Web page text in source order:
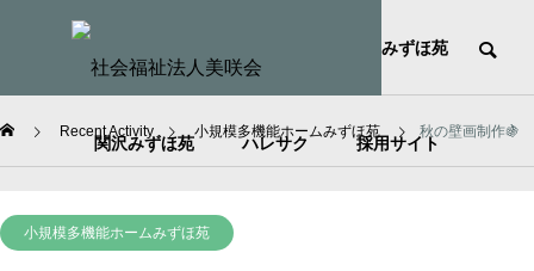
みずほ苑
関沢みずほ苑 ハレサク 採用サイト
Recent Activity 小規模多機能ホームみずほ苑 秋の壁画制作🍇
小規模多機能ホームみずほ苑